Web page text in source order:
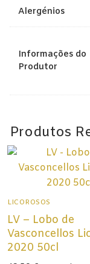
Espumantes
Licorosos
Em Destaque
Alergénios
Informações do
Produtor
Produtos
LICOROSOS
LV – Lobo de
Vasconcellos
2020 50cl